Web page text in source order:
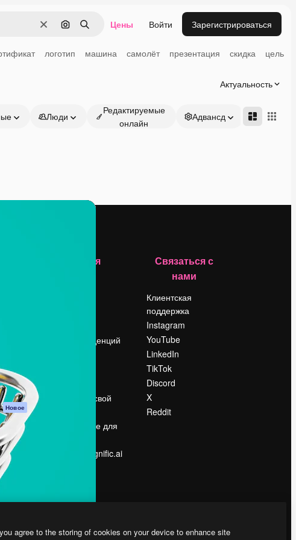
ОчиститьПоиск по изображению
Поиск Цены Войти Зарегистрироваться
логотип машина самолёт презентация скидка цель
Актуальность
Люди
Редактируемые
онлайн
Адвансд
по
Новое
Компания
Поиск тенденций
Продайте свой
Помещение для
Ищете magnific.ai
Связаться с
нами
Клиентская
поддержка
Instagram
YouTube
LinkedIn
TikTok
Discord
X
Reddit
agree to the storing of cookies on your device to enhance site